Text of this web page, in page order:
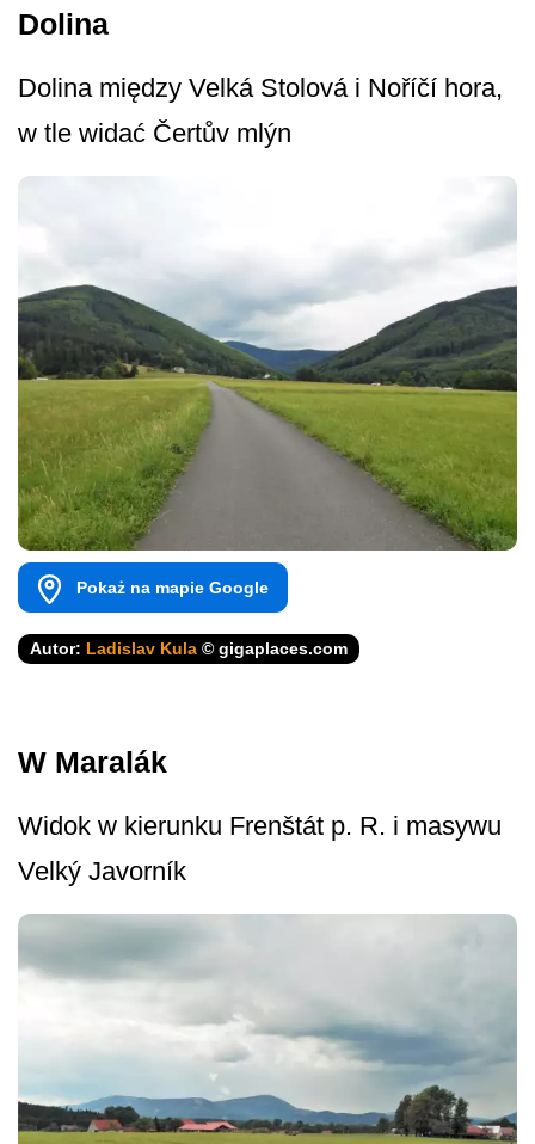
Dolina
Dolina między Velká Stolová i Noříčí hora,
w tle widać Čertův mlýn
Pokaż na mapie Google
Autor: Ladislav Kula © gigaplaces.com
W Maralák
Widok w kierunku Frenštát p. R. i masywu
Velký Javorník